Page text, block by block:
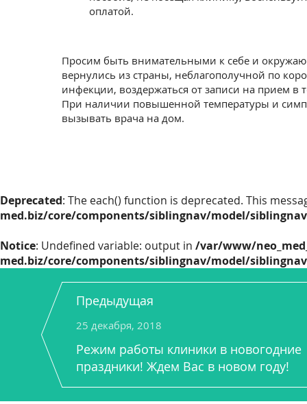
оплатой.
Просим быть внимательными к себе и
вернулись из страны, неблагополучной по
инфекции, воздержаться от записи на прием в
При наличии повышенной температуры и
вызывать врача на дом.
Deprecated: The each() function is deprecated. This
med.biz/core/components/siblingnav/model/
Notice: Undefined variable: output in /var/www/
med.biz/core/components/siblingnav/model/
Предыдущая
25 декабря, 2018
Режим работы клиники в новогодние
праздники! Ждем Вас в новом году!